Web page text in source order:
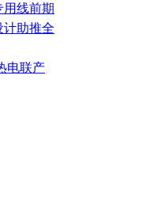
用线前期
计助推全
电联产